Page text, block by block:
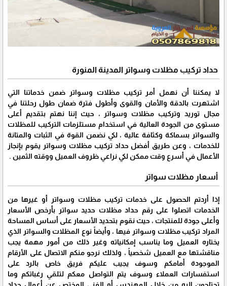
حداد تركيب مظلات وسواتر المدينة المنورة
لا يمكننا أن نهمل أمر تركيب مظلات وسواتر ضمن خدماتنا التي
اشتهرت بالدقة والأمان والقوى وأطول فترة ضمان طول رحلتنا في
مجال توريد وتركيب مظلات وسواتر ، حيث إننا نهتم بتقديم أعلى
مستوى من الجودة العالية في استخدام مستلزمات التركيب للمظلات
والسواتر بسماكة وكثافة عالية ، لكي نضمن القوة في الثبات والمتانة
للخدمات ، وعن طريق أفضل حداد تركيب مظلات وسواتر يقوم بإنجاز
الأعمال في أسرع وقت ممكن لكي نراعي ظروف العميل ووقته الثمين .
أسعار مظلات سواتر
إذا أردتم الحصول على خدمات تركيب مظلات وسواتر أو غيرها من
الخدمات اتصلوا على رقم حداد مظلات حديد سواتر بأرخص الأسعار
وأعلى جودة للمنتجات ، حيث نقوم بتحديد الأسعار على أساس المساحة
المراد تركيب مظلات وسواتر فيها ، وأيضاً نوع المظلات والسواتر الذي
يختاره العميل وما يناسب إمكانياته وغير ذلك من أمور مهمة يجب
مناقشتها مع العميل شخصياً ، ولذلك نرجو منكم الاتصال على الأرقام
الموجودة أمامكم وسوف يجيب عليكم فريق خاص بالرد على
استفسارات العملاء وسوف يتم التواصل معكم لتلقي رغباتكم وما